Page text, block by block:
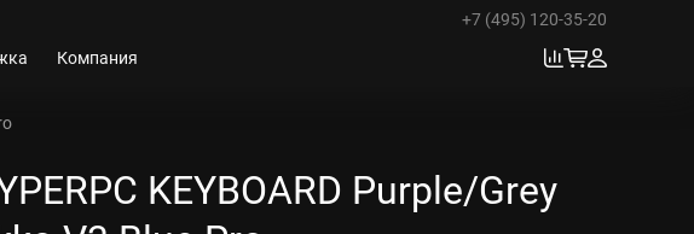
+7 (495) 120-35-20
Компания
KEYBOARD Purple/Grey